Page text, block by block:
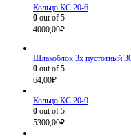
Кольцо КС 20-6
0 out of 5
4000,00₽
Шлакоблок 3х пустотный
0 out of 5
64,00₽
Кольцо КС 20-9
0 out of 5
5300,00₽